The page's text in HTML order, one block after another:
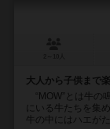
大人から子供まで
“MOW”とは牛の
にいる牛たちを集
牛の中にはハエが